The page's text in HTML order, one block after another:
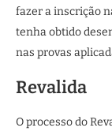
fazer a inscrição
tenha obtido
nas provas
Revalida
O processo do